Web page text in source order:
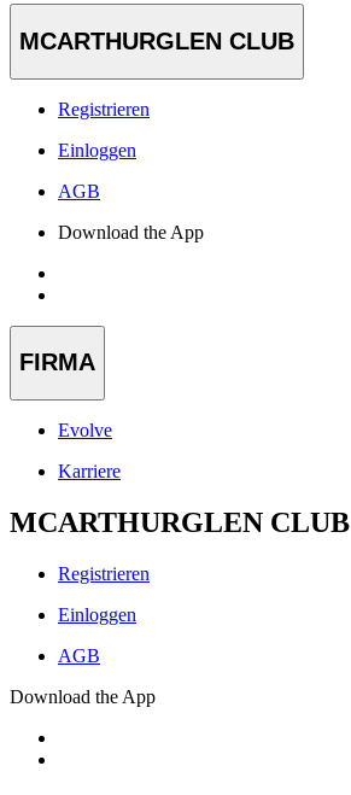
MCARTHURGLEN CLUB
Registrieren
Einloggen
AGB
Download the App
FIRMA
Evolve
Karriere
MCARTHURGLEN CLUB
Registrieren
Einloggen
AGB
Download the App